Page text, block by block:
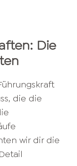
Die
die die
wir dir die